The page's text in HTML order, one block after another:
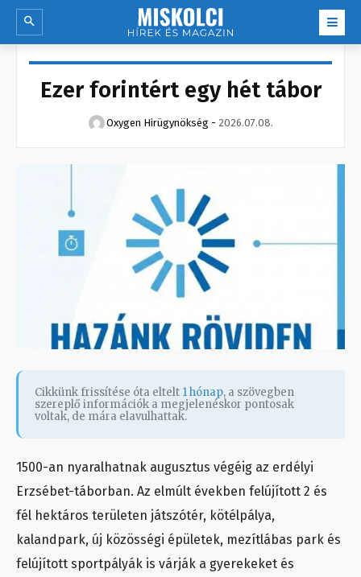
Ezer forintért egy hét tábor
Oxygen Hirügynökség - 2026.07.08.
Cikkünk frissítése óta eltelt 1 hónap, a szövegben
szereplő információk a megjelenéskor pontosak
voltak, de mára elavulhattak.
1500-an nyaralhatnak augusztus végéig az erdélyi
Erzsébet-táborban. Az elmúlt években felújított 2 és
fél hektáros területen játszótér, kötélpálya,
kalandpark, új közösségi épületek, mezítlábas park és
felújított sportpályák is várják a gyerekeket és